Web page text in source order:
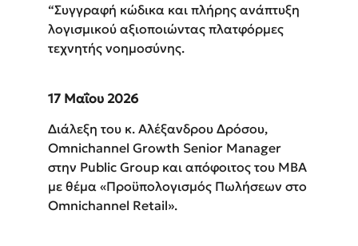
“Συγγραφή κώδικα και πλήρης ανάπτυξη
λογισμικού αξιοποιώντας πλατφόρμες
τεχνητής νοημοσύνης.
17 Μαΐου 2026
Διάλεξη του κ. Αλέξανδρου Δρόσου,
Omnichannel Growth Senior Manager
στην Public Group και απόφοιτος του MBA
με θέμα «Προϋπολογισμός Πωλήσεων στο
Omnichannel Retail».